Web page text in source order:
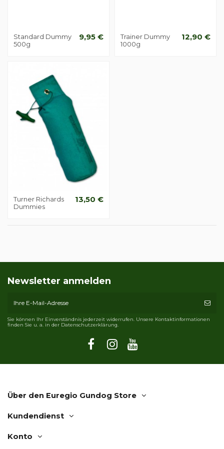
Standard Dummy
500g
9,95 €
Trainer Dummy
1000g
12,90 €
Turner Richards
Dummies
13,50 €
Newsletter anmelden
Sie können Ihr Einverständnis jederzeit widerrufen. Unsere Kontaktinformationen
finden Sie u. a. in der Datenschutzerklärung.
Über den Euregio Gundog Store
Kundendienst
Konto